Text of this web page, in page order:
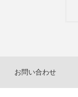
お問い合わせ